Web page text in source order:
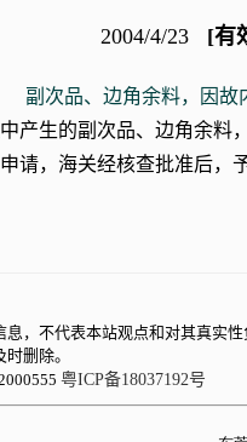
2004/4/23 [有
副次品、边角余料，因
产生的副次品、边角余料
请，海关经核查批准后，
，不代表本站观点和对其真实
删除。
粤ICP备18037192号